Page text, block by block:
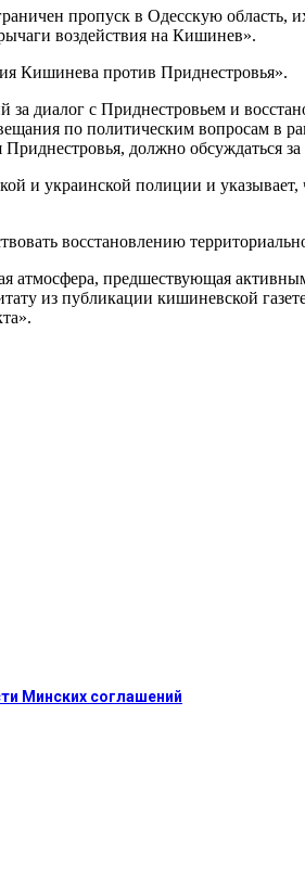
пропуск в Одесскую область,
воздействия на Кишинев».
Кишинева против Приднестровья».
с Приднестровьем и
по политическим вопросам в
должно обсуждаться
и украинской полиции и указывает,
восстановлению
атмосфера, предшествующая
из публикации кишиневской
Минских соглашений